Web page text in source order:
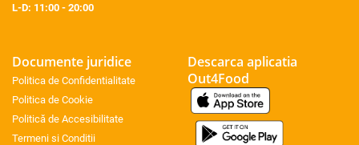
L-D: 11:00 - 20:00
Documente juridice
Politica de Confidentialitate
Politica de Cookie
Politică de Accesibilitate
Termeni si Conditii
Descarca aplicatia
Out4Food